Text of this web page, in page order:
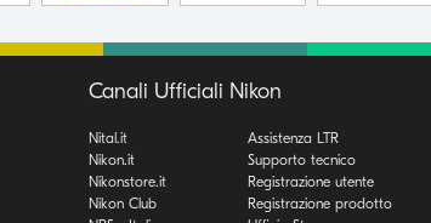
Canali Ufficiali Nikon
Nital.it
Nikon.it
Nikonstore.it
Nikon Club
Assistenza LTR
Supporto tecnico
Registrazione utente
Registrazione prodotto